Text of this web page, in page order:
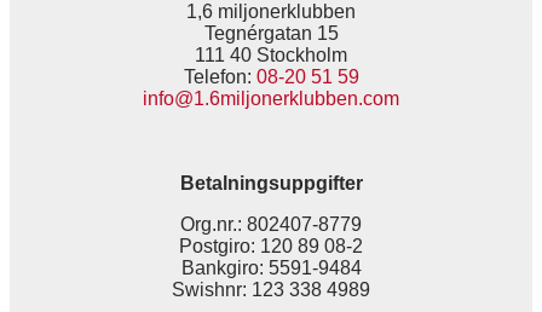
1,6 miljonerklubben
Tegnérgatan 15
111 40 Stockholm
Telefon: 08-20 51 59
info@1.6miljonerklubben.com
Betalningsuppgifter
Org.nr.: 802407-8779
Postgiro: 120 89 08-2
Bankgiro: 5591-9484
Swishnr: 123 338 4989